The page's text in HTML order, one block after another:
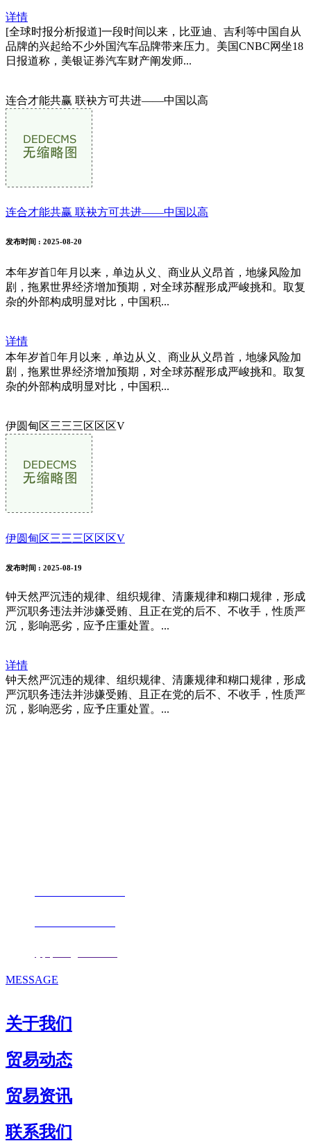
详情
[全球时报分析报道]一段时间以来，比亚迪、吉利等中国自从
品牌的兴起给不少外国汽车品牌带来压力。美国CNBC网坐18
日报道称，美银证券汽车财产阐发师...
连合才能共赢 联袂方可共进——中国以高
连合才能共赢 联袂方可共进——中国以高
发布时间 : 2025-08-20
本年岁首年月以来，单边从义、商业从义昂首，地缘风险加
剧，拖累世界经济增加预期，对全球苏醒形成严峻挑和。取复
杂的外部构成明显对比，中国积...
详情
本年岁首年月以来，单边从义、商业从义昂首，地缘风险加
剧，拖累世界经济增加预期，对全球苏醒形成严峻挑和。取复
杂的外部构成明显对比，中国积...
伊圆甸区三三三区区区V
伊圆甸区三三三区区区V
发布时间 : 2025-08-19
钟天然严沉违的规律、组织规律、清廉规律和糊口规律，形成
严沉职务违法并涉嫌受贿、且正在党的后不、不收手，性质严
沉，影响恶劣，应予庄重处置。...
详情
钟天然严沉违的规律、组织规律、清廉规律和糊口规律，形成
严沉职务违法并涉嫌受贿、且正在党的后不、不收手，性质严
沉，影响恶劣，应予庄重处置。...
MESSAGE
关于我们
贸易动态
贸易资讯
联系我们